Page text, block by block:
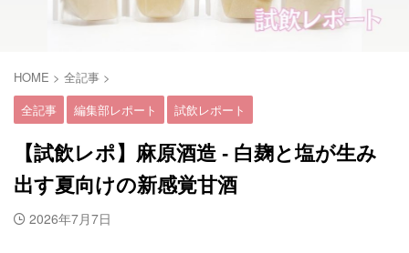
HOME > 全記事 >
全記事
編集部レポート 試飲レポート
【試飲レポ】麻原酒造 - 白麹と塩が生み
出す夏向けの新感覚甘酒
2026年7月7日